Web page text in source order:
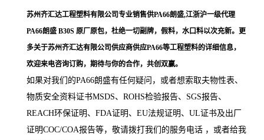
苏州齐汇达工程塑料有限公司专业销售供PA66朗盛,江浙沪一级代理
PA66朗盛 B30S 原厂原包，杜绝一切副牌，假料，水口料以次充新。更
多关于苏州齐汇达有限公司供应商供应PA66等工程塑料的详细信息，
欢迎来电咨询订购，期待与你的合作，共创双赢。
如果对我们的PA66朗盛有任何疑问，或者想索取夫物性表、
物质安全资料证书MSDS、ROHS检验报告、SGS报告、
REACH环保证明、FDA证明、EU法规证明、UL证书及出厂
证明COC/COA报告等，敬请拨打我们的服务电话 ，或者给我